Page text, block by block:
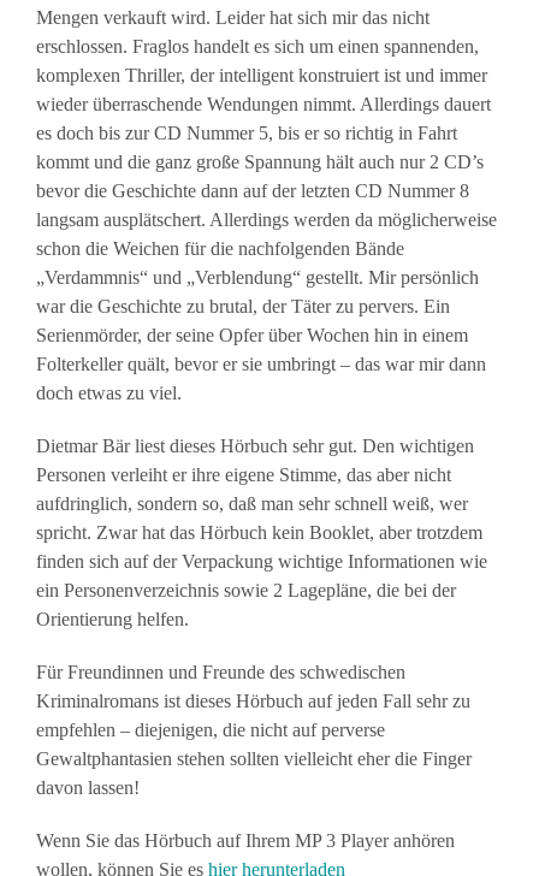
Mengen verkauft wird. Leider hat sich mir das nicht
erschlossen. Fraglos handelt es sich um einen spannenden,
komplexen Thriller, der intelligent konstruiert ist und immer
wieder überraschende Wendungen nimmt. Allerdings dauert
es doch bis zur CD Nummer 5, bis er so richtig in Fahrt
kommt und die ganz große Spannung hält auch nur 2 CD’s
bevor die Geschichte dann auf der letzten CD Nummer 8
langsam ausplätschert. Allerdings werden da möglicherweise
schon die Weichen für die nachfolgenden Bände
„Verdammnis“ und „Verblendung“ gestellt. Mir persönlich
war die Geschichte zu brutal, der Täter zu pervers. Ein
Serienmörder, der seine Opfer über Wochen hin in einem
Folterkeller quält, bevor er sie umbringt – das war mir dann
doch etwas zu viel.
Dietmar Bär liest dieses Hörbuch sehr gut. Den wichtigen
Personen verleiht er ihre eigene Stimme, das aber nicht
aufdringlich, sondern so, daß man sehr schnell weiß, wer
spricht. Zwar hat das Hörbuch kein Booklet, aber trotzdem
finden sich auf der Verpackung wichtige Informationen wie
ein Personenverzeichnis sowie 2 Lagepläne, die bei der
Orientierung helfen.
Für Freundinnen und Freunde des schwedischen
Kriminalromans ist dieses Hörbuch auf jeden Fall sehr zu
empfehlen – diejenigen, die nicht auf perverse
Gewaltphantasien stehen sollten vielleicht eher die Finger
davon lassen!
Wenn Sie das Hörbuch auf Ihrem MP 3 Player anhören
wollen, können Sie es hier herunterladen